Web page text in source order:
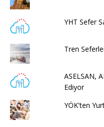
YHT Sefer
Tren
ASELSAN,
Ediyor
YÖK'ten